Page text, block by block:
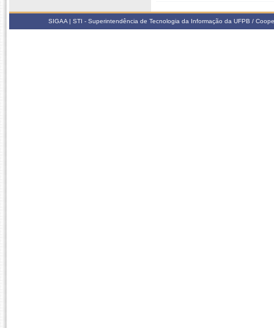
SIGAA | STI - Superintendência de Tecnologia da Informação da UFPB /